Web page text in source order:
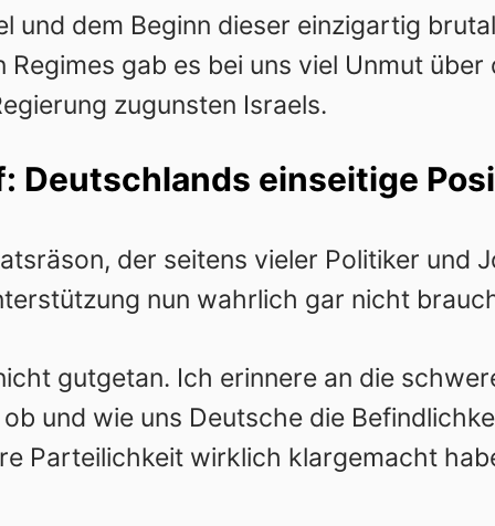
und dem Beginn dieser einzigartig
gab es bei uns viel Unmut
zugunsten Israels.
Deutschlands einseitige
der seitens vieler Politiker und
nun wahrlich gar nicht
gutgetan. Ich erinnere an die
und wie uns Deutsche die
Parteilichkeit wirklich klargemacht